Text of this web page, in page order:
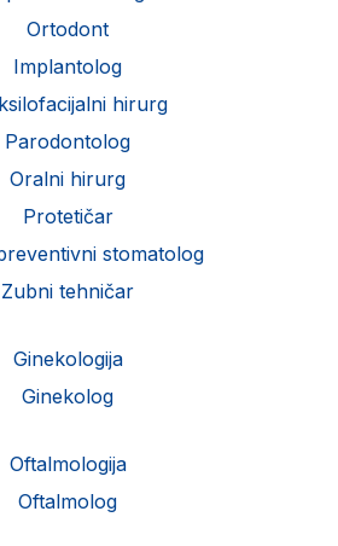
Ortodont
Implantolog
hirurg
Parodontolog
Oralni hirurg
Protetičar
stomatolog
Zubni tehničar
Ginekologija
Ginekolog
Oftalmologija
Oftalmolog